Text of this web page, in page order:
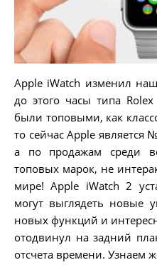
Apple iWatch изменил
до этого часы типа
были топовыми, как
то сейчас Apple является
а по продажам среди
топовых марок, не
мире! Apple iWatch 2
могут выглядеть новые
новых функций и
отодвинул на задний
отсчета времени. Узнаем